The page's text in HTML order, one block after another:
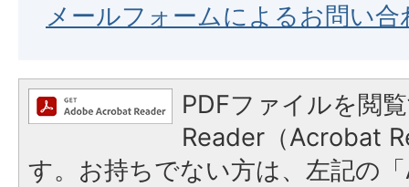
メールフォームによるお問い合
PDFファイルを閲
Reader（Acrobat
す。お持ちでない方は、左記の